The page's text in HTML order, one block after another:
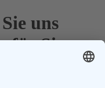
uns
für Sie